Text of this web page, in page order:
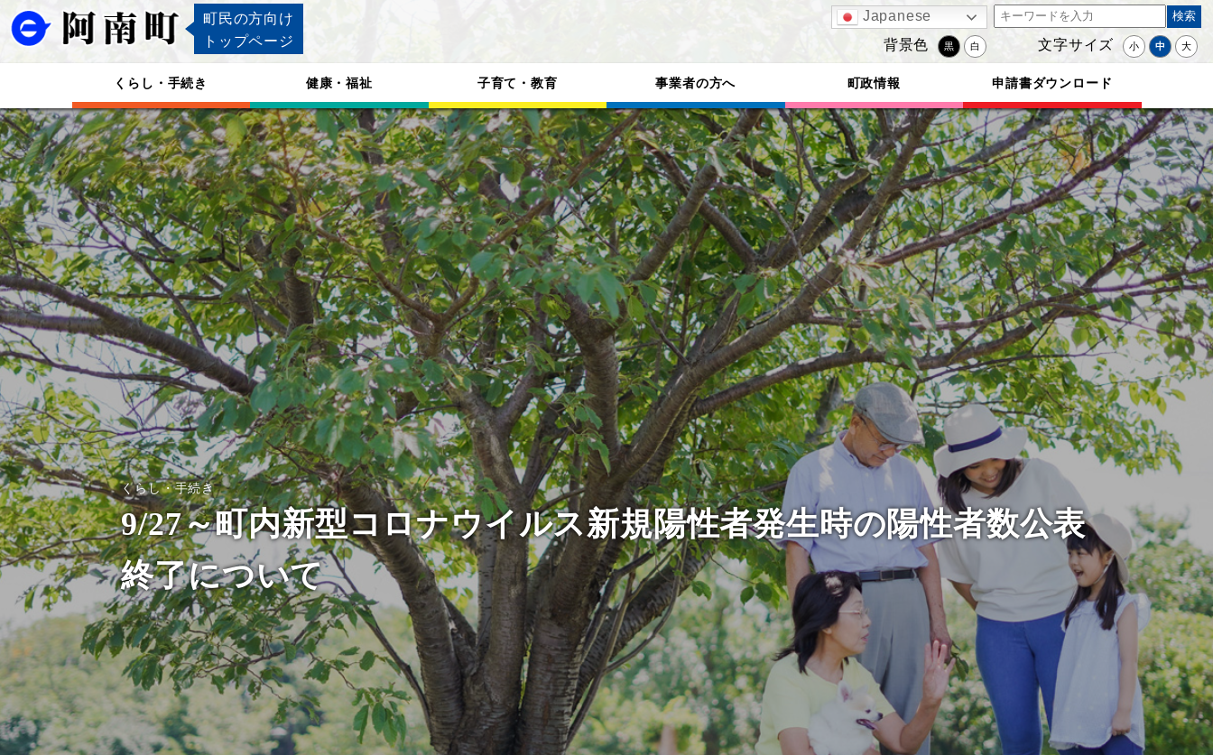
町民の方向け
トップページ
Japanese
背景色 黒 白 文字サイズ 小 中 大
くらし・手続き 健康・福祉 子育て・教育 事業者の方へ 町政情報 申請書ダウンロード
くらし・手続き
9/27～町内新型コロナウイルス新規陽性者発生時の陽性者数公表
終了について